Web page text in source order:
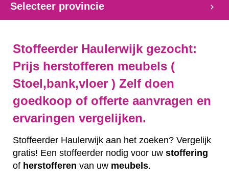
Selecteer provincie
Stoffeerder Haulerwijk gezocht:
Prijs herstofferen meubels (
Stoel,bank,vloer ) Zelf doen
goedkoop of offerte aanvragen en
ervaringen vergelijken.
Stoffeerder Haulerwijk aan het zoeken? Vergelijk
gratis! Een stoffeerder nodig voor uw stoffering
of herstofferen van uw meubels.